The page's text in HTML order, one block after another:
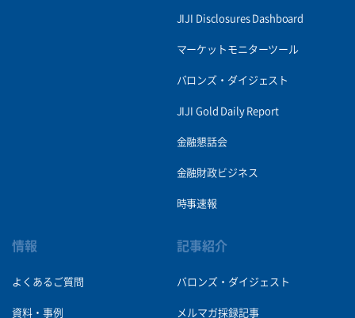
JIJI Disclosures Dashboard
マーケットモニターツール
バロンズ・ダイジェスト
JIJI Gold Daily Report
金融懇話会
金融財政ビジネス
時事速報
情報
よくあるご質問
資料・事例
記事紹介
バロンズ・ダイジェスト
メルマガ採録記事